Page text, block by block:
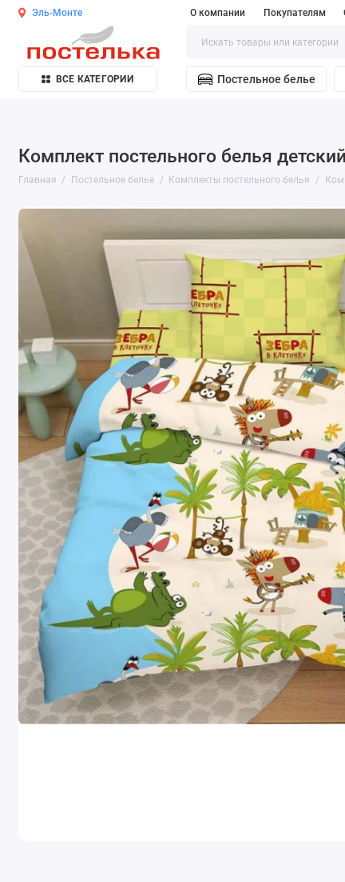
Эль-Монте О компании Покупателям
ВСЕ КАТЕГОРИИ Постельное белье
Комплект постельного белья
Главная Постельное белье Комплекты постельного белья